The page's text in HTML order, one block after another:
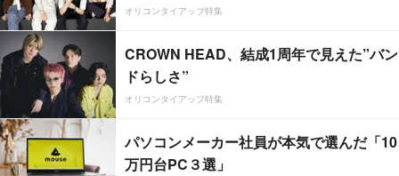
オリコンタイアップ特集
CROWN HEAD、結成1周年で見えた”バン
ドらしさ”
オリコンタイアップ特集
パソコンメーカー社員が本気で選んだ「10
万円台PC３選」